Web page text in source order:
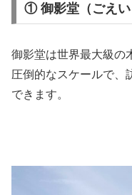
① 御影堂（ごえい
御影堂は世界最大級の
圧倒的なスケールで、
できます。